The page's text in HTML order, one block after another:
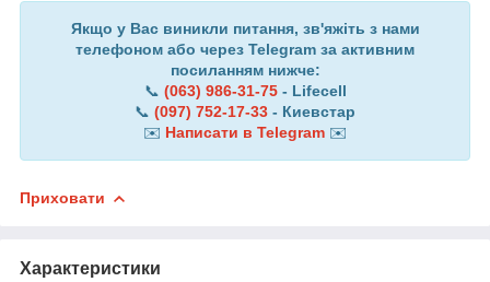
Якщо у Вас виникли питання, зв'яжіть з нами
телефоном або через Telegram за активним
посиланням нижче:
📞 (063) 986-31-75- Lifecell
📞 (097) 752-17-33 - Киевстар
✉️ Написати в Telegram ✉️
Приховати
Характеристики